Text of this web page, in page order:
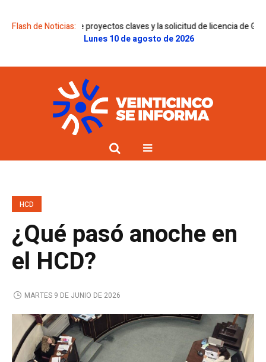
Flash de Noticias:
sobre proyectos claves y la solicitud de licencia de Gregorini
Lunes 10 de agosto de 2026
HCD
¿Qué pasó anoche en
el HCD?
MARTES 9 DE JUNIO DE 2026